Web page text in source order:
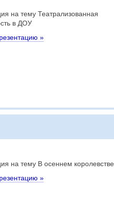
на тему Театрализованная
в ДОУ
»
на тему В осеннем королевстве
»